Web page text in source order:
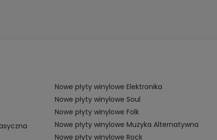
Nowe płyty winylowe Elektronika
Nowe płyty winylowe Soul
Nowe płyty winylowe Folk
Nowe płyty winylowe Muzyka Alternatywna
Nowe płyty winylowe Rock